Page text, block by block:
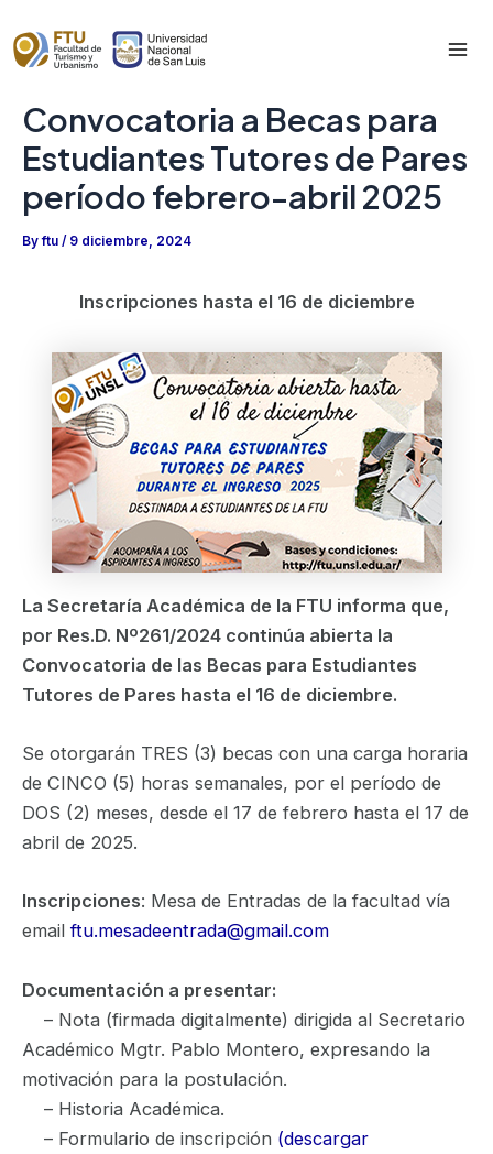
to
content
Convocatoria a Becas para
Estudiantes Tutores de Pares
período febrero-abril 2025
Byftu / 9 diciembre, 2024
Inscripciones hasta el 16 de diciembre
La Secretaría Académica de la FTU informa que,
por Res.D. Nº261/2024 continúa abierta la
Convocatoria de las Becas para Estudiantes
Tutores de Pares hasta el 16 de diciembre.
Se otorgarán TRES (3) becas con una carga horaria
de CINCO (5) horas semanales, por el período de
DOS (2) meses, desde el 17 de febrero hasta el 17 de
abril de 2025.
Inscripciones: Mesa de Entradas de la facultad vía
email ftu.mesadeentrada@gmail.com
Documentación a presentar:
– Nota (firmada digitalmente) dirigida al Secretario
Académico Mgtr. Pablo Montero, expresando la
motivación para la postulación.
– Historia Académica.
– Formulario de inscripción (descargar